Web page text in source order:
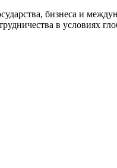
бизнеса и
в условиях